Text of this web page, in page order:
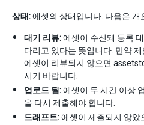
상태:에셋의 상태입니다. 다음은 개
대기 리뷰:에셋이 수신돼 등록
다리고 있다는 뜻입니다. 만약
에셋이 리뷰되지 않으면
시기 바랍니다.
업로드 됨:에셋이 두 시간 이상
을 다시 제출해야 합니다.
드래프트:에셋이 제출되지 않았